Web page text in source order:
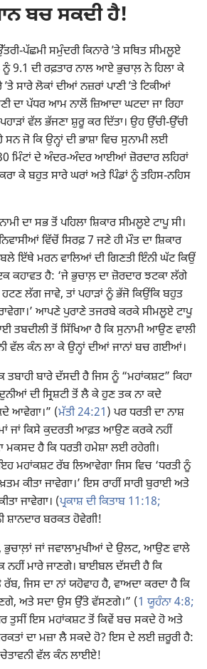
ਬਚ ਸਕਦੀ ਹੈ!
ਪੱਛਮੀ ਸਮੁੰਦਰੀ ਕਿਨਾਰੇ ʼਤੇ ਸਥਿਤ ਸੀਮਲੂਏ
9.1 ਦੀ ਰਫ਼ਤਾਰ ਨਾਲ ਆਏ ਭੁਚਾਲ਼ ਨੇ ਹਿਲਾ ਕੇ
ʼਤੇ ਸਾਰੇ ਲੋਕਾਂ ਦੀਆਂ ਨਜ਼ਰਾਂ ਪਾਣੀ ʼਤੇ ਟਿਕੀਆਂ
ਦਾ ਪੱਧਰ ਆਮ ਨਾਲੋਂ ਜ਼ਿਆਦਾ ਘਟਦਾ ਜਾ ਰਿਹਾ
ਵੱਲ ਭੱਜਣਾ ਸ਼ੁਰੂ ਕਰ ਦਿੱਤਾ। ਉਹ ਉੱਚੀ-ਉੱਚੀ
ਜੋ ਕਿ ਉਨ੍ਹਾਂ ਦੀ ਭਾਸ਼ਾ ਵਿਚ ਸੁਨਾਮੀ ਲਈ
ਮਿੰਟਾਂ ਦੇ ਅੰਦਰ-ਅੰਦਰ ਆਈਆਂ ਜ਼ੋਰਦਾਰ ਲਹਿਰਾਂ
ਕੇ ਬਹੁਤ ਸਾਰੇ ਘਰਾਂ ਅਤੇ ਪਿੰਡਾਂ ਨੂੰ ਤਹਿਸ-ਨਹਿਸ
ਦਾ ਸਭ ਤੋਂ ਪਹਿਲਾ ਸ਼ਿਕਾਰ ਸੀਮਲੂਏ ਟਾਪੂ ਸੀ।
ਵਿੱਚੋਂ ਸਿਰਫ਼ 7 ਜਣੇ ਹੀ ਮੌਤ ਦਾ ਸ਼ਿਕਾਰ
ਇੱਥੇ ਮਰਨ ਵਾਲਿਆਂ ਦੀ ਗਿਣਤੀ ਇੰਨੀ ਘੱਟ ਕਿਉਂ
ਕਹਾਵਤ ਹੈ: ‘ਜੇ ਭੁਚਾਲ਼ ਦਾ ਜ਼ੋਰਦਾਰ ਝਟਕਾ ਲੱਗੇ
ਲੱਗ ਜਾਵੇ, ਤਾਂ ਪਹਾੜਾਂ ਨੂੰ ਭੱਜੋ ਕਿਉਂਕਿ ਬਹੁਤ
ਆਪਣੇ ਪੁਰਾਣੇ ਤਜਰਬੇ ਕਰਕੇ ਸੀਮਲੂਏ ਟਾਪੂ
ਤਬਦੀਲੀ ਤੋਂ ਸਿੱਖਿਆ ਹੈ ਕਿ ਸੁਨਾਮੀ ਆਉਣ ਵਾਲੀ
ਵੱਲ ਕੰਨ ਲਾ ਕੇ ਉਨ੍ਹਾਂ ਦੀਆਂ ਜਾਨਾਂ ਬਚ ਗਈਆਂ।
ਬਾਰੇ ਦੱਸਦੀ ਹੈ ਜਿਸ ਨੂੰ “ਮਹਾਂਕਸ਼ਟ” ਕਿਹਾ
ਦੀ ਸ੍ਰਿਸ਼ਟੀ ਤੋਂ ਲੈ ਕੇ ਹੁਣ ਤਕ ਨਾ ਕਦੇ
ਆਵੇਗਾ।” (ਮੱਤੀ 24:21) ਪਰ ਧਰਤੀ ਦਾ ਨਾਸ਼
ਜਾਂ ਕਿਸੇ ਕੁਦਰਤੀ ਆਫ਼ਤ ਆਉਣ ਕਰਕੇ ਨਹੀਂ
ਮਕਸਦ ਹੈ ਕਿ ਧਰਤੀ ਹਮੇਸ਼ਾ ਲਈ ਰਹੇਗੀ।
ਮਹਾਂਕਸ਼ਟ ਰੱਬ ਲਿਆਵੇਗਾ ਜਿਸ ਵਿਚ ‘ਧਰਤੀ ਨੂੰ
ਕੀਤਾ ਜਾਵੇਗਾ।’ ਇਸ ਰਾਹੀਂ ਸਾਰੀ ਬੁਰਾਈ ਅਤੇ
ਜਾਵੇਗਾ। (ਪ੍ਰਕਾਸ਼ ਦੀ ਕਿਤਾਬ 11:18;
ਸ਼ਾਨਦਾਰ ਬਰਕਤ ਹੋਵੇਗੀ!
ਜਾਂ ਜਵਾਲਾਮੁਖੀਆਂ ਦੇ ਉਲਟ, ਆਉਣ ਵਾਲੇ
ਮਾਰੇ ਜਾਣਗੇ। ਬਾਈਬਲ ਦੱਸਦੀ ਹੈ ਕਿ
ਜਿਸ ਦਾ ਨਾਂ ਯਹੋਵਾਹ ਹੈ, ਵਾਅਦਾ ਕਰਦਾ ਹੈ ਕਿ
ਅਤੇ ਸਦਾ ਉਸ ਉੱਤੇ ਵੱਸਣਗੇ।” (1 ਯੂਹੰਨਾ 4:8;
ਤੁਸੀਂ ਇਸ ਮਹਾਂਕਸ਼ਟ ਤੋਂ ਕਿਵੇਂ ਬਚ ਸਕਦੇ ਹੋ ਅਤੇ
ਦਾ ਮਜ਼ਾ ਲੈ ਸਕਦੇ ਹੋ? ਇਸ ਦੇ ਲਈ ਜ਼ਰੂਰੀ ਹੈ:
ਵੱਲ ਕੰਨ ਲਾਈਏ!